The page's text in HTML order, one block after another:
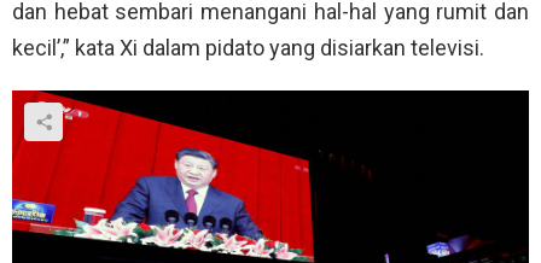
dan hebat sembari menangani hal-hal yang rumit dan
kecil’,” kata Xi dalam pidato yang disiarkan televisi.